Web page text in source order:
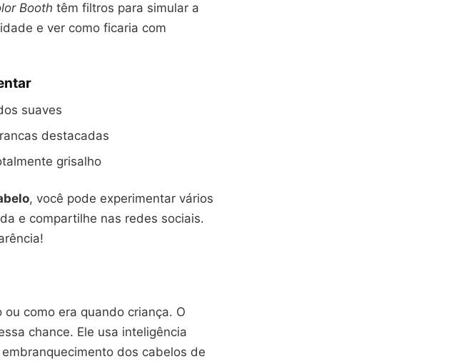
Booth têm filtros para simular a
e ver como ficaria com
suaves
destacadas
grisalho
, você pode experimentar vários
e compartilhe nas redes sociais.
como era quando criança. O
chance. Ele usa inteligência
dos cabelos de